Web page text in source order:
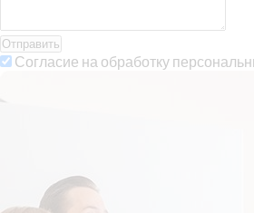
Отправить
Согласие на обработку